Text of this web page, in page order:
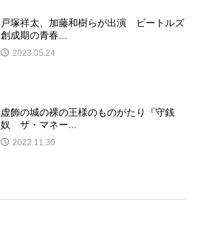
戸塚祥太、加藤和樹らが出演 ビートルズ
創成期の青春...
2023.05.24
虚飾の城の裸の王様のものがたり『守銭
奴 ザ・マネー...
2022.11.30